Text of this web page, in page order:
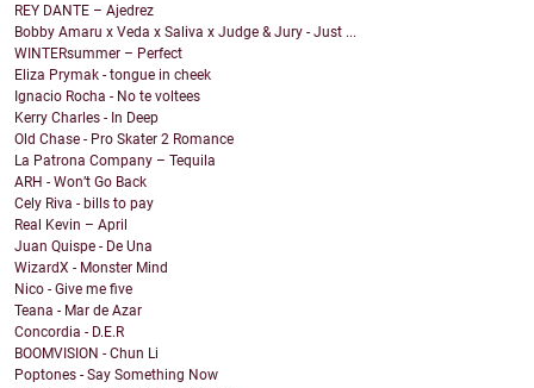
REY DANTE – Ajedrez
Bobby Amaru x Veda x Saliva x Judge & Jury - Just ...
WINTERsummer – Perfect
Eliza Prymak - tongue in cheek
Ignacio Rocha - No te voltees
Kerry Charles - In Deep
Old Chase - Pro Skater 2 Romance
La Patrona Company – Tequila
ARH - Won’t Go Back
Cely Riva - bills to pay
Real Kevin – April
Juan Quispe - De Una
WizardX - Monster Mind
Nico - Give me five
Teana - Mar de Azar
Concordia - D.E.R
BOOMVISION - Chun Li
Poptones - Say Something Now